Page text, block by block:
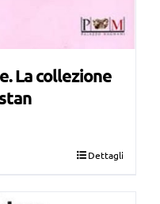
La collezione
Dettagli